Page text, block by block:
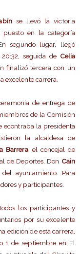
se llevó la victoria
en la categoría
segundo lugar, llegó
seguida de Celia
finalizó tercera con un
excelente carrera.
de entrega de
de la Comisión
econtraba la presidenta
la alcaldesa de
Barrera; el concejal de
de Deportes, Don Cain
ayuntamiento. Para
y participantes.
los participantes y
por su excelente
edición de esta carrera,
1 de septiembre en El